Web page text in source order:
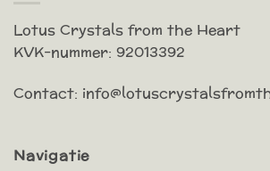
Lotus Crystals from the Heart
KVK-nummer: 92013392
Contact:
Navigatie